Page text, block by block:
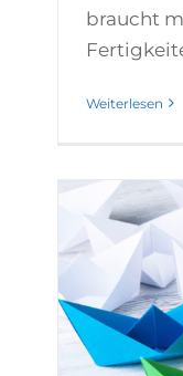
braucht
Weiterlesen